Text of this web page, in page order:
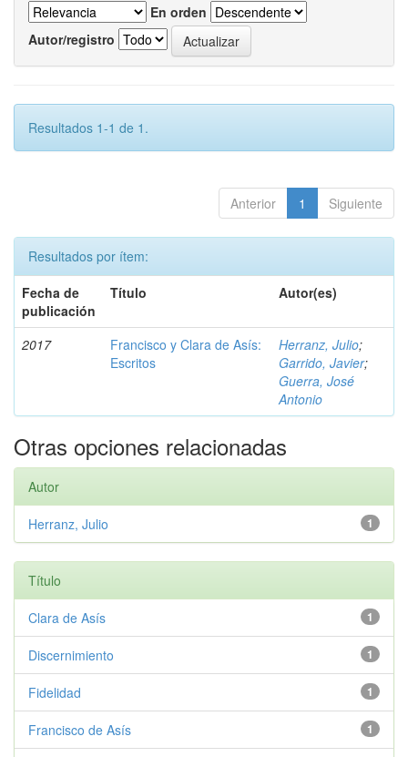
En orden
Autor/registro
Resultados 1-1 de 1.
Anterior 1 Siguiente
Resultados por ítem:
Fecha de
publicación
Título Autor(es)
2017
Francisco y Clara de Asís:
Escritos
Herranz, Julio;
Garrido, Javier;
Guerra, José
Antonio
Otras opciones relacionadas
Autor
1
Herranz, Julio
Título
1
Clara de Asís
1
Discernimiento
1
Fidelidad
1
Francisco de Asís